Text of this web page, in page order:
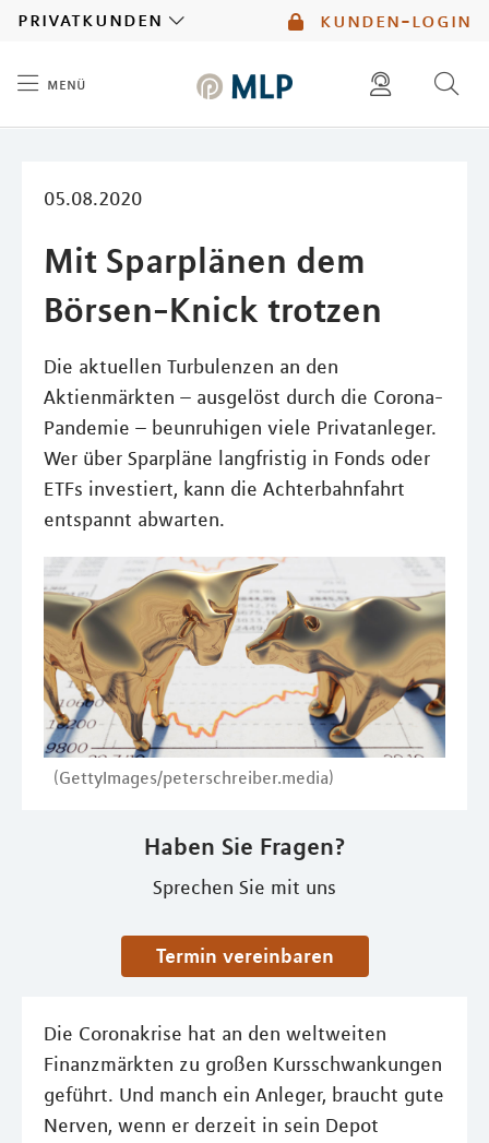
kunden-login
privatkunden
menü
05.08.2020
Mit Sparplänen dem
Börsen-Knick trotzen
Die aktuellen Turbulenzen an den
Aktienmärkten – ausgelöst durch die Corona-
Pandemie – beunruhigen viele Privatanleger.
Wer über Sparpläne langfristig in Fonds oder
ETFs investiert, kann die Achterbahnfahrt
entspannt abwarten.
(GettyImages/peterschreiber.media)
Haben Sie Fragen?
Sprechen Sie mit uns
Termin vereinbaren
Die Coronakrise hat an den weltweiten
Finanzmärkten zu großen Kursschwankungen
geführt. Und manch ein Anleger, braucht gute
Nerven, wenn er derzeit in sein Depot